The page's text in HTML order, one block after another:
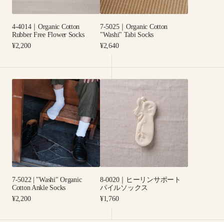
4-4014｜Organic Cotton
Rubber Free Flower Socks
Regular
¥2,200
Socks
7-5025｜Organic Cotton
"Washi" Tabi Socks
Regular
price
¥2,640
5022
"Washi"
Organic
Cotton
Ankle
Socks
7-5022 | "Washi" Organic
Cotton Ankle Socks
Regular
¥2,200
8-
ヒ
ー
リ
ン
サ
ー
ト
パ
8-0020｜ヒーリンサポート
パイルソックス
Regular
price
¥1,760